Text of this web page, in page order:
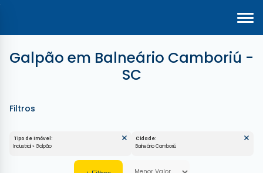
Galpão em Balneário Camboriú -
SC